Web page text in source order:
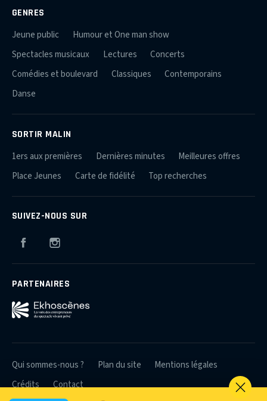
GENRES
Jeune public
Humour et One man show
Spectacles musicaux
Lectures
Concerts
Comédies et boulevard
Classiques
Contemporains
Danse
SORTIR MALIN
1ers aux premières Dernières minutes
Meilleures offres
Place Jeunes
Carte de fidélité Top recherches
SUIVEZ-NOUS SUR
Facebook
PARTENAIRES
Qui sommes-nous ? Plan du site
Mentions légales
Crédits
Contact